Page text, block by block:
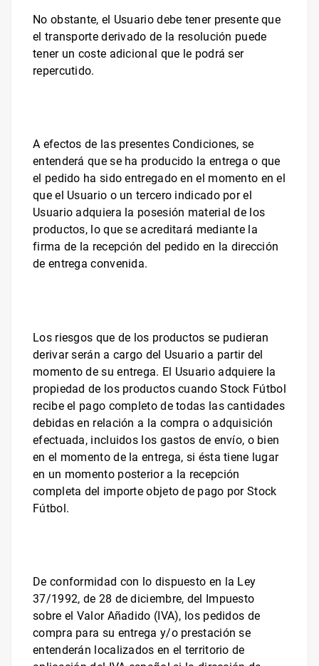
No obstante, el Usuario debe tener presente que
el transporte derivado de la resolución puede
tener un coste adicional que le podrá ser
repercutido.
A efectos de las presentes Condiciones, se
entenderá que se ha producido la entrega o que
el pedido ha sido entregado en el momento en el
que el Usuario o un tercero indicado por el
Usuario adquiera la posesión material de los
productos, lo que se acreditará mediante la
firma de la recepción del pedido en la dirección
de entrega convenida.
Los riesgos que de los productos se pudieran
derivar serán a cargo del Usuario a partir del
momento de su entrega. El Usuario adquiere la
propiedad de los productos cuandoStock Fútbol
recibe el pago completo de todas las cantidades
debidas en relación a la compra o adquisición
efectuada, incluidos los gastos de envío, o bien
en el momento de la entrega, si ésta tiene lugar
en un momento posterior a la recepción
completa del importe objeto de pago por Stock
Fútbol.
De conformidad con lo dispuesto en la Ley
37/1992, de 28 de diciembre, del Impuesto
sobre el Valor Añadido (IVA), los pedidos de
compra para su entrega y/o prestación se
entenderán localizados en el territorio de